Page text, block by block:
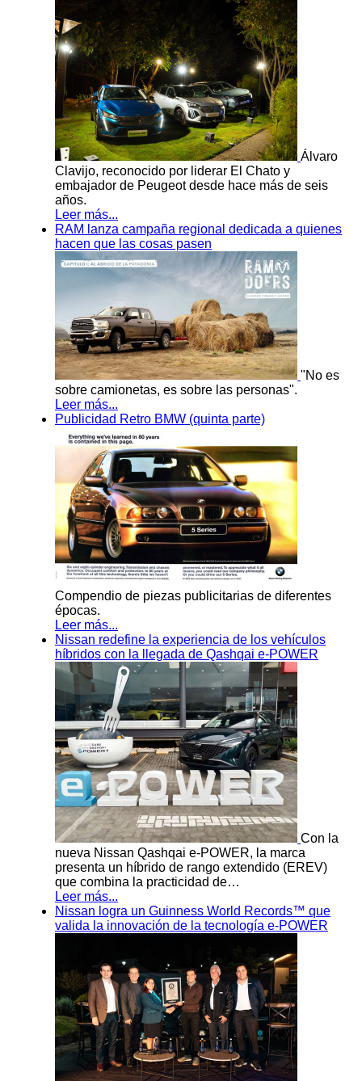
Álvaro
Clavijo, reconocido por liderar El Chato y
embajador de Peugeot desde hace más de seis
años.
Leer más...
RAM lanza campaña regional dedicada a quienes
hacen que las cosas pasen
"No es
sobre camionetas, es sobre las personas".
Leer más...
Publicidad Retro BMW (quinta parte)
Compendio de piezas publicitarias de diferentes
épocas.
Leer más...
Nissan redefine la experiencia de los vehículos
híbridos con la llegada de Qashqai e-POWER
Con la
nueva Nissan Qashqai e-POWER, la marca
presenta un híbrido de rango extendido (EREV)
que combina la practicidad de…
Leer más...
Nissan logra un Guinness World Records™ que
valida la innovación de la tecnología e-POWER